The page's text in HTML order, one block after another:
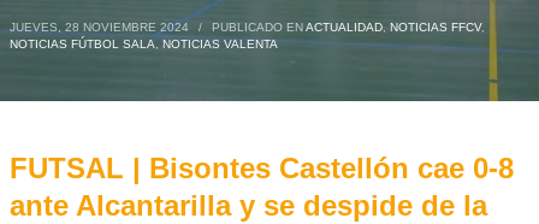
JUEVES, 28 NOVIEMBRE 2024 / PUBLICADO EN ACTUALIDAD, NOTICIAS FFCV,
NOTICIAS FÚTBOL SALA, NOTICIAS VALENTA
FUTSAL | Bisontes Castellón cae 0-8
ante Alcantarilla y se despide de la